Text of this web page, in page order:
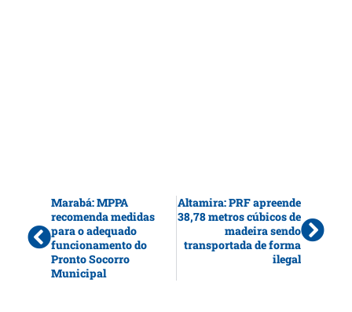
Marabá: MPPA
recomenda medidas
para o adequado
funcionamento do
Pronto Socorro
Municipal
Altamira: PRF apreende
38,78 metros cúbicos de
madeira sendo
transportada de forma
ilegal